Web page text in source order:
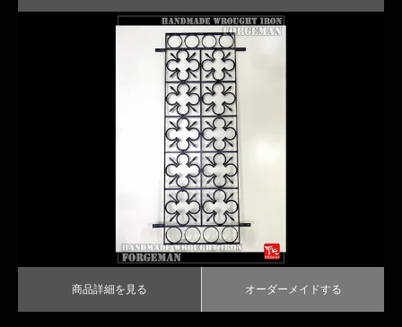
オーダーメイドする
商品詳細を見る オーダーメイドする